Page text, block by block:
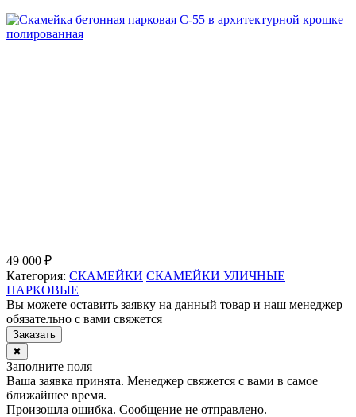
49 000 ₽
Категория: СКАМЕЙКИ СКАМЕЙКИ УЛИЧНЫЕ
ПАРКОВЫЕ
Вы можете оставить заявку на данный товар и наш менеджер
обязательно с вами свяжется
Заказать
✖
Заполните поля
Ваша заявка принята. Менеджер свяжется с вами в самое
ближайшее время.
Произошла ошибка. Сообщение не отправлено.